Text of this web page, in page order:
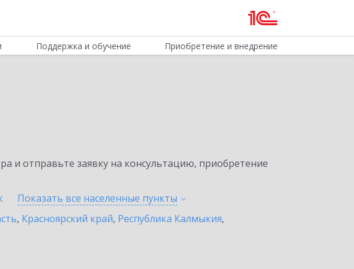
Поддержка и обучение Приобретение и внедрение
и отправьте заявку на консультацию, приобретение
Показать все населенные пункты
, Красноярский край, Республика Калмыкия,